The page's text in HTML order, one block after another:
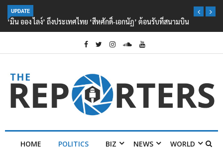
UPDATE
‘มิน ออง ไลง์’ ถึงประเทศไทย ‘สีหศักดิ์-เอกนัฏ’ ต้อนรับที่สนามบิน
HOME POLITICS BIZ NEWS WORLD